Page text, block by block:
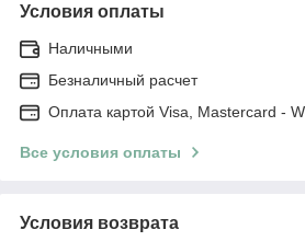
Условия оплаты
Наличными
Безналичный расчет
Оплата картой Visa, Mastercard -
Все условия оплаты
Условия возврата